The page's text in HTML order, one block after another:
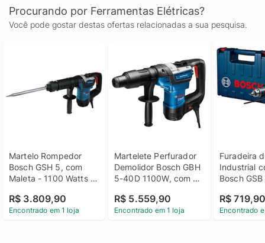
Procurando por Ferramentas Elétricas?
Você pode gostar destas ofertas relacionadas a sua pesquisa.
Martelo Rompedor
Bosch GSH 5, com
Maleta - 1100 Watts -
R$ 3.809,90
Encontrado em 1 loja
Martelete Perfurador
Demolidor Bosch GBH
5-40D 1100W, com
R$ 5.559,90
Encontrado em 1 loja
Furadeira
Industrial
Bosch
R$
Encontrado